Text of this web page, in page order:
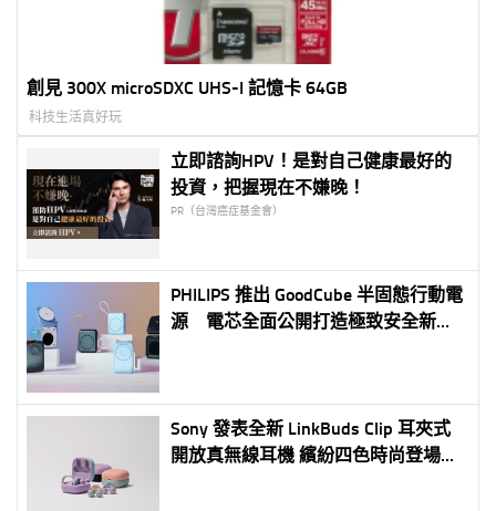
創見 300X microSDXC UHS-I 記憶卡 64GB
科技生活真好玩
立即諮詢HPV！是對自己健康最好的
投資，把握現在不嫌晚！
PR（台灣癌症基金會）
PHILIPS 推出 GoodCube 半固態行動電
源 電芯全面公開打造極致安全新標
Sony 發表全新 LinkBuds Clip 耳夾式
開放真無線耳機 繽紛四色時尚登場